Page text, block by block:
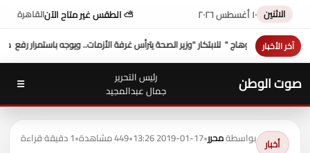
الاثنين ١٠ أغسطس ٢٠٢٦ ⛅ الطقس غير متاح الآنالقاهرة
آخر الأخبار
الأزمات.. ويوجه باستمرار رفع درجة الاستعداد بالمستشفيات لمدة 48 ساعة بعد الهزة الأرضية
صوت الوطن
رئيس التحرير
جمال عبدالمجيد
☰
أخبار بواسطةمحرر•
2019-01-17 13:26
•449 مشاهدة •1 دقيقة قراءة